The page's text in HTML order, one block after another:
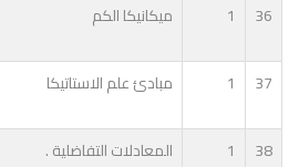
36
1 ميكانيكا الكم
37
1 مبادئ علم الاستاتيكا
38
1 المعادلات التفاضلية .